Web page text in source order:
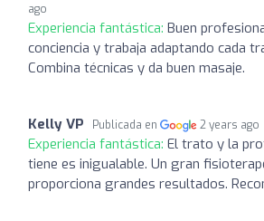
ago
Experiencia fantástica: Buen
conciencia y trabaja adaptando cada
Combina técnicas y da buen masaje.
Kelly VP Publicada en 2 years ago
Experiencia fantástica: El trato y la
tiene es inigualable. Un gran
proporciona grandes resultados.